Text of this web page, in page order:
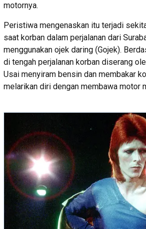
motornya.
Peristiwa mengenaskan itu terjadi
saat korban dalam perjalanan dari
menggunakan ojek daring (Gojek).
di tengah perjalanan korban diserang
Usai menyiram bensin dan membakar
melarikan diri dengan membawa motor